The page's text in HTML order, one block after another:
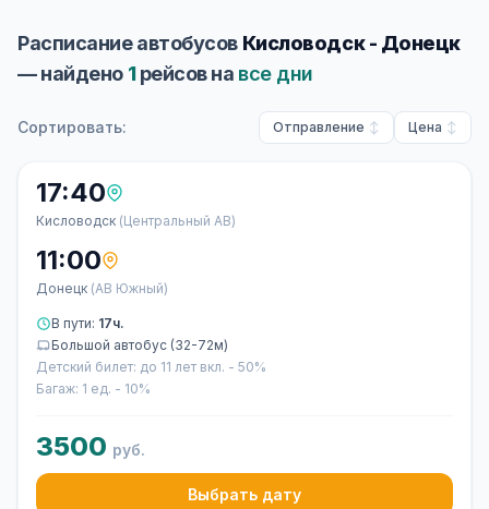
Расписание автобусов Кисловодск - Донецк
— найдено 1рейсов на все дни
Сортировать: Отправление Цена
17:40
Кисловодск (Центральный АВ)
11:00
Донецк (АВ Южный)
В пути: 17ч.
Большой автобус (32-72м)
Детский билет: до 11 лет вкл. - 50%
Багаж: 1 ед. - 10%
3500 руб.
Выбрать дату